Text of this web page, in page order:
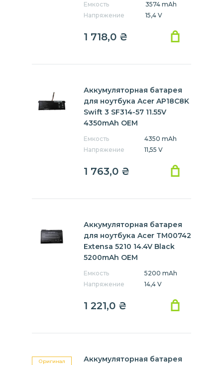
Емкость
3574 mAh
Напряжение
15,4 V
1 718,0 ₴
Аккумуляторная батарея
для ноутбука Acer AP18C8K
Swift 3 SF314-57 11.55V
4350mAh OEM
Емкость
4350 mAh
Напряжение
11,55 V
1 763,0 ₴
Аккумуляторная батарея
для ноутбука Acer TM00742
Extensa 5210 14.4V Black
5200mAh OEM
Емкость
5200 mAh
Напряжение
14,4 V
1 221,0 ₴
Оригинал
Аккумуляторная батарея